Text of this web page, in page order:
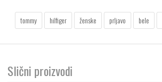
tommy hilfiger ženske prljavo bele
Slični proizvodi